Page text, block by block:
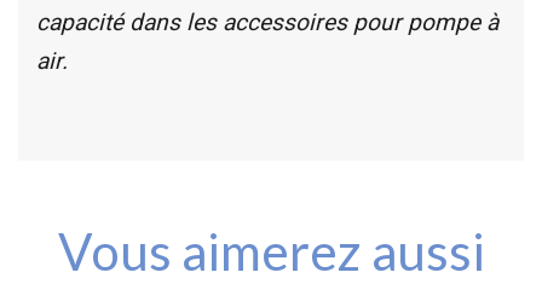
capacité dans les accessoires pour pompe à
air.
Vous aimerez aussi